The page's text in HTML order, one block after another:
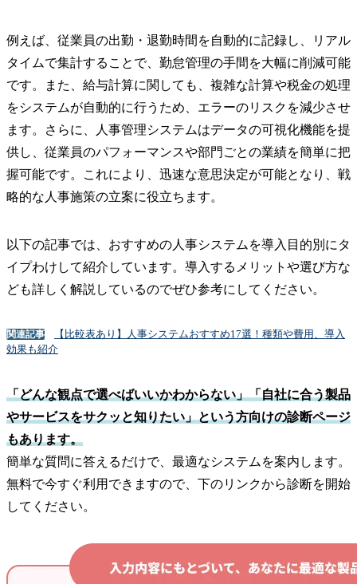
例えば、従業員の出勤・退勤時間を自動的に記録し、リアル
タイムで集計することで、勤怠管理の手間を大幅に削減可能
です。また、給与計算に関しても、複雑な計算や税金の処理
をシステムが自動的に行うため、エラーのリスクを減少させ
ます。さらに、人事管理システムはデータの可視化機能を提
供し、従業員のパフォーマンスや部門ごとの業績を簡単に把
握可能です。これにより、迅速な意思決定が可能となり、戦
略的な人事施策の立案に役立ちます。
以下の記事では、おすすめの人事システムを導入目的別にタ
イプわけして紹介しています。導入するメリットや選び方な
ども詳しく解説しているのでぜひ参考にしてください。
関連記事
【比較表あり】人事システムおすすめ17選！種類や費用、導入
効果も紹介
「どんな観点で選べばいいかわからない」「自社に合う製品
やサービスをサクッと知りたい」という方向けの診断ページ
もあります。
簡単な質問に答えるだけで、最適なシステムを案内します。
無料で今すぐ利用できますので、下のリンクから診断を開始
してください。